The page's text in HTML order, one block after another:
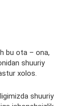
bu ota – ona,
shuuriy
xolos.
shuuriy